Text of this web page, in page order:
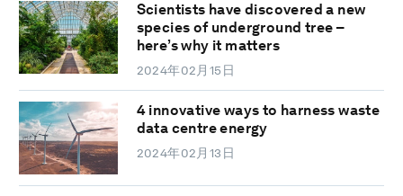
Scientists have discovered a new
species of underground tree –
here’s why it matters
2024年02月15日
4 innovative ways to harness waste
data centre energy
2024年02月13日